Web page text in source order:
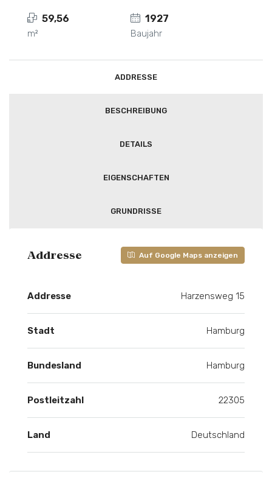
59,56
m²
1927
Baujahr
ADDRESSE
BESCHREIBUNG
DETAILS
EIGENSCHAFTEN
GRUNDRISSE
Addresse Auf Google Maps anzeigen
Addresse Harzensweg 15
Stadt Hamburg
Bundesland Hamburg
Postleitzahl 22305
Land Deutschland